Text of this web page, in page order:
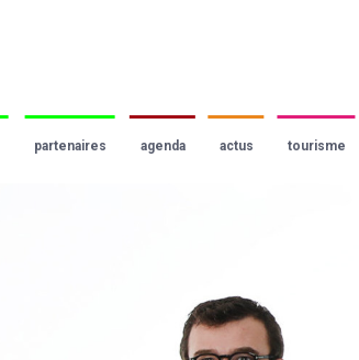
partenaires agenda actus tourisme